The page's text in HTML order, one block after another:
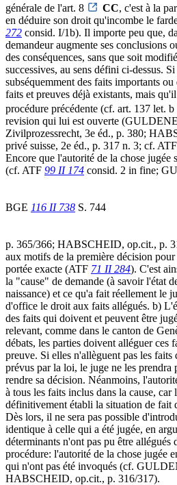
générale de l'art. 8
CC, c'est à la
en déduire son droit qu'incombe le
272 consid. I/1b). Il importe peu que,
demandeur augmente ses conclusions
des conséquences, sans que soit
successives, au sens défini ci-dessus.
subséquemment des faits importants
faits et preuves déjà existants, mais
procédure précédente (cf. art. 137 let. b
revision qui lui est ouverte
Zivilprozessrecht, 3e éd., p. 380;
privé suisse, 2e éd., p. 317 n. 3; cf. ATF
Encore que l'autorité de la chose jugée
(cf. ATF 99 II 174 consid. 2 in fine;
BGE 116 II 738 S. 744
p. 365/366; HABSCHEID, op.cit., p.
aux motifs de la première décision
portée exacte (ATF 71 II 284). C'est
la "cause" de demande (à savoir l'état
naissance) et ce qu'a fait réellement le
d'office le droit aux faits allégués. b)
des faits qui doivent et peuvent être
relevant, comme dans le canton de
débats, les parties doivent alléguer ces
preuve. Si elles n'allèguent pas les faits
prévus par la loi, le juge ne les prendra
rendre sa décision. Néanmoins,
à tous les faits inclus dans la cause, car
définitivement établi la situation de fait
Dès lors, il ne sera pas possible
identique à celle qui a été jugée, en
déterminants n'ont pas pu être allégués
procédure: l'autorité de la chose jugée
qui n'ont pas été invoqués (cf.
HABSCHEID, op.cit., p. 316/317).